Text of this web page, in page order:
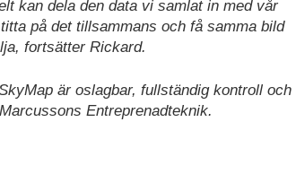
kan dela den data vi samlat in med vår
på det tillsammans och få samma bild
fortsätter Rickard.
är oslagbar, fullständig kontroll och
Entreprenadteknik.